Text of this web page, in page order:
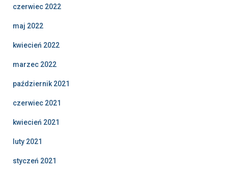
czerwiec 2022
maj 2022
kwiecień 2022
marzec 2022
październik 2021
czerwiec 2021
kwiecień 2021
luty 2021
styczeń 2021